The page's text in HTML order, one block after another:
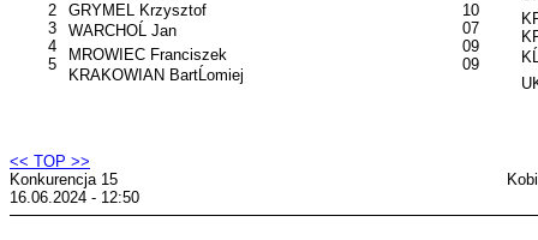
2
3
4
5
GRYMEL Krzysztof
WARCHOĹ Jan
MROWIEC Franciszek
KRAKOWIAN BartĹomiej
10
07
09
09
<< TOP >>
Konkurencja 15
16.06.2024 - 12:50